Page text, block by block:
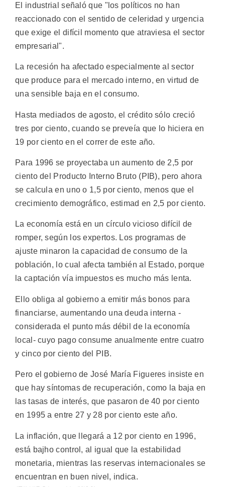
El industrial señaló que "los políticos no han
reaccionado con el sentido de celeridad y urgencia
que exige el difícil momento que atraviesa el sector
empresarial".
La recesión ha afectado especialmente al sector
que produce para el mercado interno, en virtud de
una sensible baja en el consumo.
Hasta mediados de agosto, el crédito sólo creció
tres por ciento, cuando se preveía que lo hiciera en
19 por ciento en el correr de este año.
Para 1996 se proyectaba un aumento de 2,5 por
ciento del Producto Interno Bruto (PIB), pero ahora
se calcula en uno o 1,5 por ciento, menos que el
crecimiento demográfico, estimad en 2,5 por ciento.
La economía está en un círculo vicioso difícil de
romper, según los expertos. Los programas de
ajuste minaron la capacidad de consumo de la
población, lo cual afecta también al Estado, porque
la captación vía impuestos es mucho más lenta.
Ello obliga al gobierno a emitir más bonos para
financiarse, aumentando una deuda interna -
considerada el punto más débil de la economía
local- cuyo pago consume anualmente entre cuatro
y cinco por ciento del PIB.
Pero el gobierno de José María Figueres insiste en
que hay síntomas de recuperación, como la baja en
las tasas de interés, que pasaron de 40 por ciento
en 1995 a entre 27 y 28 por ciento este año.
La inflación, que llegará a 12 por ciento en 1996,
está bajho control, al igual que la estabilidad
monetaria, mientras las reservas internacionales se
encuentran en buen nivel, indica.